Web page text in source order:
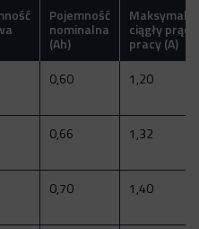
Pojemność
nominalna
(Ah)
ciągły prąd
pracy (A)
0,60 1,20
0,66 1,32
0,70 1,40